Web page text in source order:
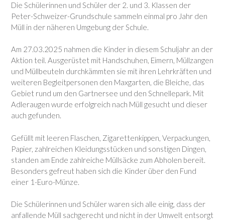
Die Schülerinnen und Schüler der 2. und 3. Klassen der
Peter-Schweizer-Grundschule sammeln einmal pro Jahr den
Müll in der näheren Umgebung der Schule.
Am 27.03.2025 nahmen die Kinder in diesem Schuljahr an der
Aktion teil. Ausgerüstet mit Handschuhen, Eimern, Müllzangen
und Müllbeuteln durchkämmten sie mit ihren Lehrkräften und
weiteren Begleitpersonen den Maxgarten, die Bleiche, das
Gebiet rund um den Gartnersee und den Schnellepark. Mit
Adleraugen wurde erfolgreich nach Müll gesucht und dieser
auch gefunden.
Gefüllt mit leeren Flaschen, Zigarettenkippen, Verpackungen,
Papier, zahlreichen Kleidungsstücken und sonstigen Dingen,
standen am Ende zahlreiche Müllsäcke zum Abholen bereit.
Besonders gefreut haben sich die Kinder über den Fund
einer 1-Euro-Münze.
Die Schülerinnen und Schüler waren sich alle einig, dass der
anfallende Müll sachgerecht und nicht in der Umwelt entsorgt